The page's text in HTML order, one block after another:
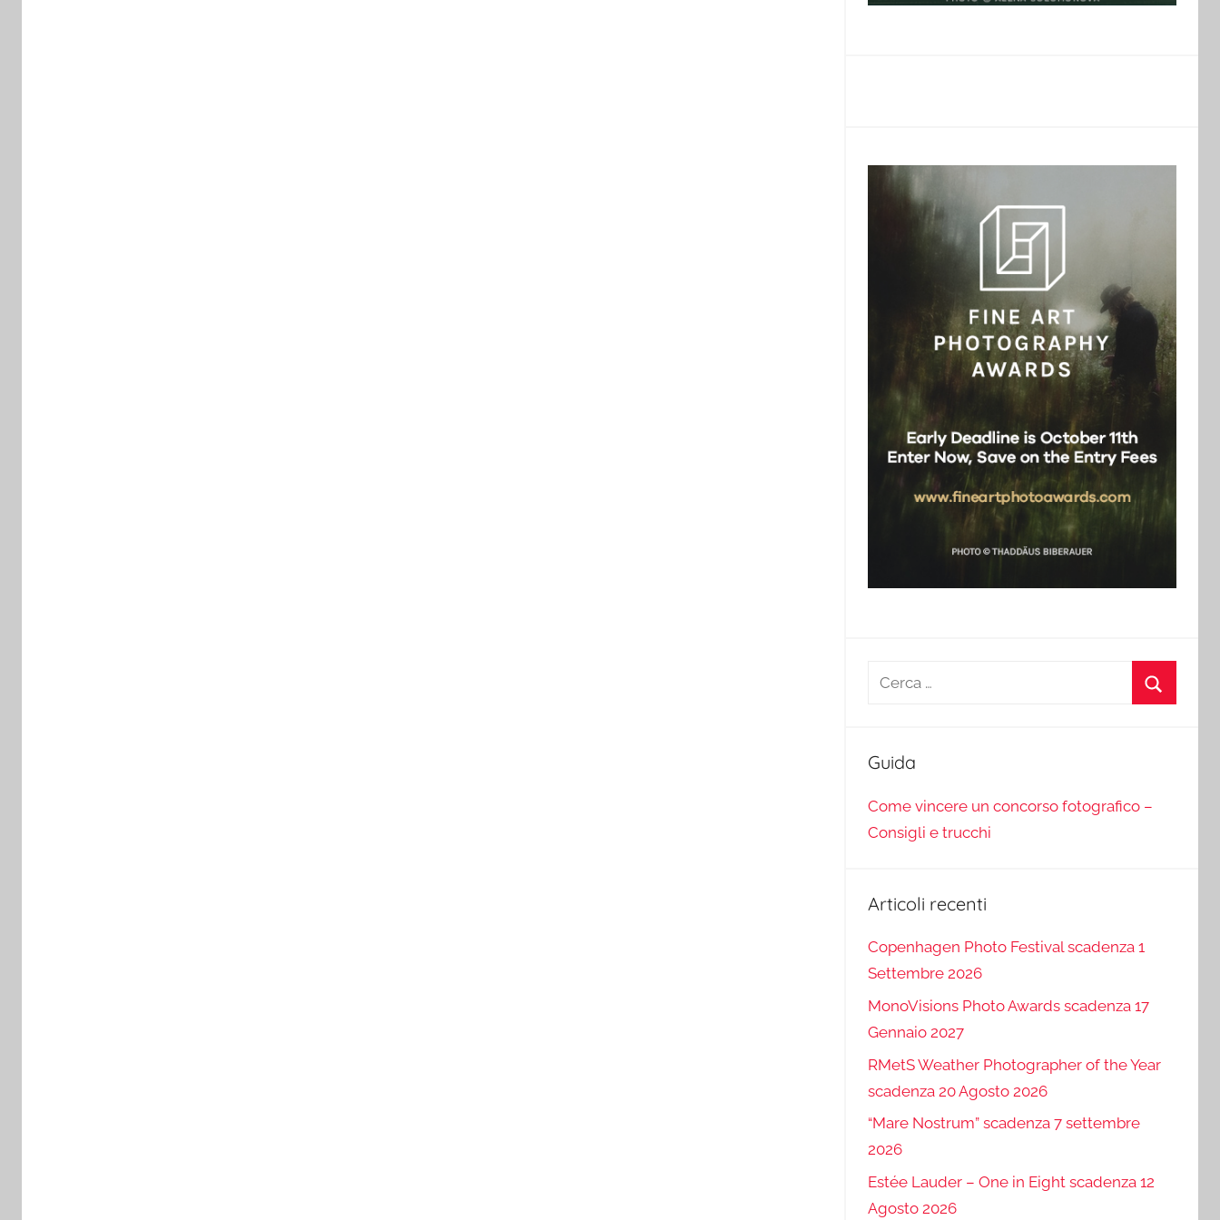
Ricerca
Guida
Come vincere un concorso fotografico –
Consigli e trucchi
Articoli recenti
Copenhagen Photo Festival scadenza 1
Settembre 2026
MonoVisions Photo Awards scadenza 17
Gennaio 2027
RMetS Weather Photographer of the Year
scadenza 20 Agosto 2026
“Mare Nostrum” scadenza 7 settembre
2026
Estée Lauder – One in Eight scadenza 12
Agosto 2026